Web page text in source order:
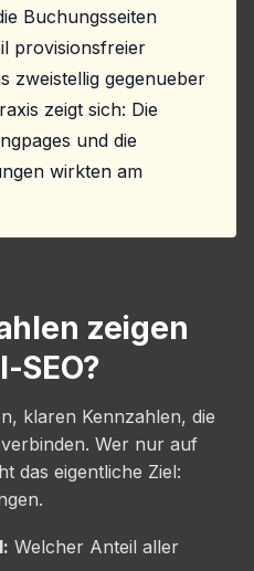
Buchungsseiten
provisionsfreier
zweistellig gegenueber
zeigt sich: Die
und die
wirkten am
zeigen
SEO?
klaren Kennzahlen, die
Wer nur auf
das eigentliche Ziel:
Welcher Anteil aller